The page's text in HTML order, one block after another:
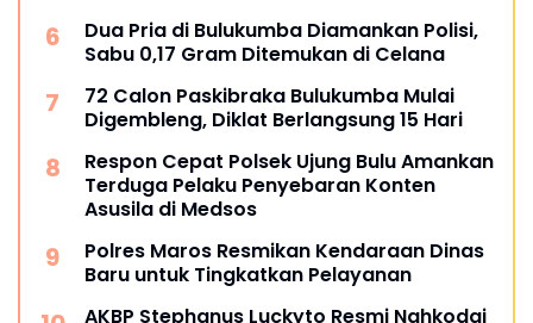
Dua Pria di Bulukumba Diamankan Polisi,
Sabu 0,17 Gram Ditemukan di Celana
72 Calon Paskibraka Bulukumba Mulai
Digembleng, Diklat Berlangsung 15 Hari
Respon Cepat Polsek Ujung Bulu Amankan
Terduga Pelaku Penyebaran Konten
Asusila di Medsos
Polres Maros Resmikan Kendaraan Dinas
Baru untuk Tingkatkan Pelayanan
AKBP Stephanus Luckyto Resmi Nahkodai